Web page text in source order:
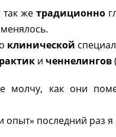
так же традиционно
клинической
и ченнелингов
как они
опыт» последний раз я